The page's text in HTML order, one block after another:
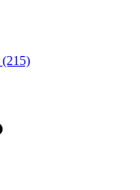
(215)